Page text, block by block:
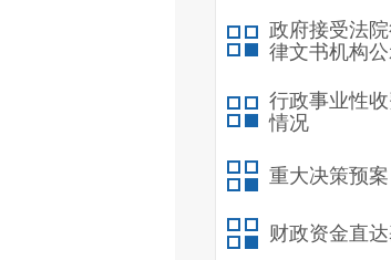
政府接受法
律文书机构
行政事业性收
情况
重大决策预案
财政资金直